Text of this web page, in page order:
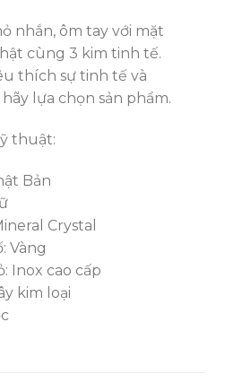
nhắn, ôm tay với mặt
cùng 3 kim tinh tế.
thích sự tinh tế và
lựa chọn sản phẩm.
thuật:
Bản
Crystal
Vàng
Inox cao cấp
kim loại